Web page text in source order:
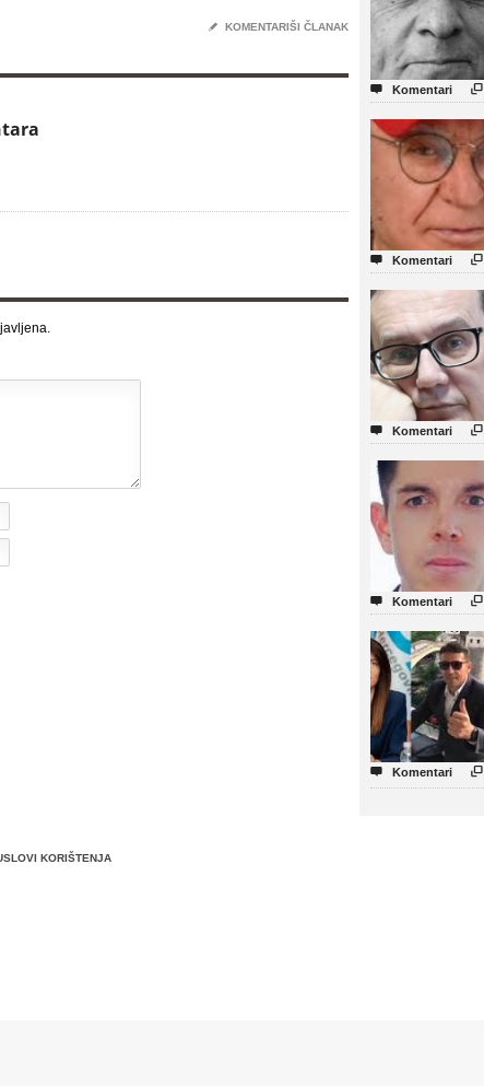
✎ KOMENTARIŠI ČLANAK
 Komentari 
 Komentari 
 Komentari 
 Komentari 
 Komentari 
KORIŠTENJA